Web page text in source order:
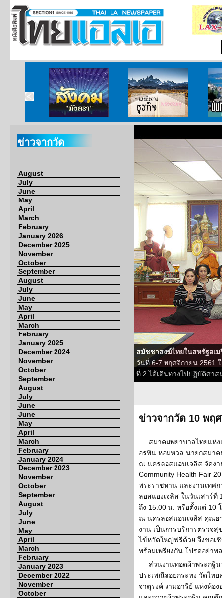
สังคมมังตรา บนเส้นทางธุรกิจ บั
ข่าวจากวัด
August
July
June
May
April
March
February
January 2026
December 2025
November
October
September
August
July
June
May
April
March
February
January 2025
December 2024
November
October
September
August
July
June
June
May
April
March
February
January 2024
December 2023
November
October
September
August
July
June
May
April
March
February
January 2023
December 2022
November
October
สมัชชาสงฆ์ไทยในสหรัฐอเม
วันที่ 6-7 พฤศจิกายน 2561
ที่ 2 ได้เดินทางไปปฏิบัติศาส
ข่าวจากวัด 10 พฤ
สมาคมพยาบาลไทยแห่
อรพิน หอมหวล นายกสมา
ณ นครลอสแอนเจลิส จัดงา
Community Health Fair
พระราชทาน และงานเทศ
ลอสแองเจลิส ในวันเสาร์ที่
ถึง 15.00 น. หรือตั้งแต่ 10
ณ นครลอสแอนเจลิส คุณธ
งาน เป็นการบริการตรวจ
ไข้หวัดใหญ่ฟรีด้วย จึงขอเ
พร้อมเพรียงกัน โปรดอย่าพ
ส่วนงานทอดผ้าพระกฐิ
ประเพณีลอยกระทง วัดไท
จาตุรงค์ งามอารีย์ แห่งห้อ